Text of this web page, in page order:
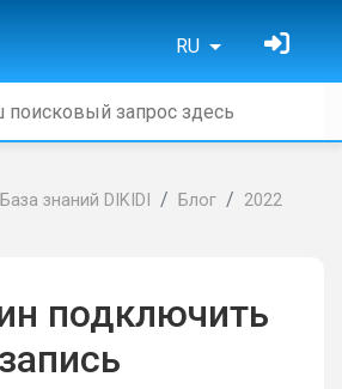
RU
База знаний DIKIDI Блог 2022
подключить